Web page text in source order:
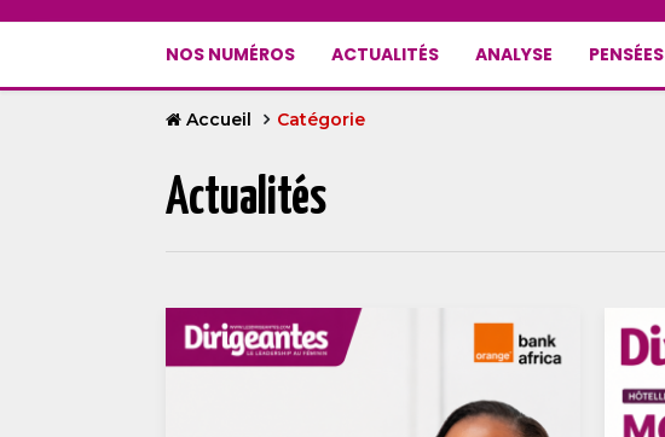
NOS NUMÉROS ACTUALITÉS ANALYSE PENSÉES
Accueil Catégorie
Actualités